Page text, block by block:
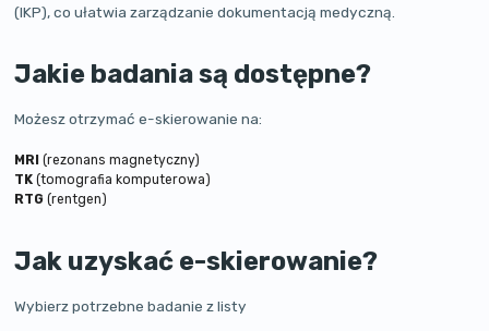
(IKP), co ułatwia zarządzanie dokumentacją medyczną.
Jakie badania są dostępne?
Możesz otrzymać e-skierowanie na:
MRI (rezonans magnetyczny)
TK (tomografia komputerowa)
RTG (rentgen)
Jak uzyskać e-skierowanie?
Wybierz potrzebne badanie z listy